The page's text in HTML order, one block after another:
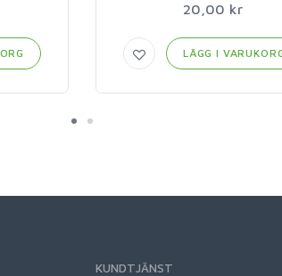
20,00 kr
LÄGG I
KUNDTJÄNST